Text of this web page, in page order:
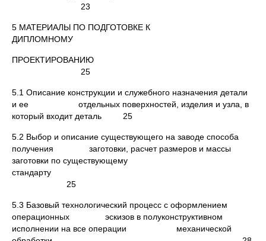
23
5 МАТЕРИАЛЫ ПО ПОДГОТОВКЕ К
ДИПЛОМНОМУ
ПРОЕКТИРОВАНИЮ
25
5.1 Описание конструкции и служебного назначения детали
и ее отдельных поверхностей, изделия и узла, в
который входит деталь 25
5.2 Выбор и описание существующего на заводе способа
получения заготовки, расчет размеров и массы
заготовки по существующему
стандарту
25
5.3 Базовый технологический процесс с оформлением
операционных эскизов в полуконструктивном
исполнении на все операции механической